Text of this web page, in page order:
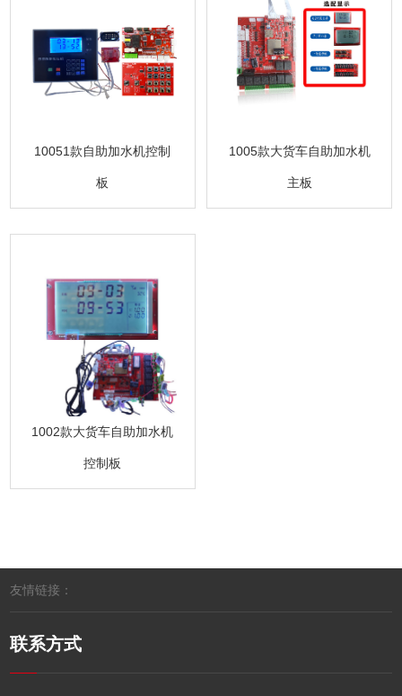
10051款自助加水机控制
板
1005款大货车自助加水机
主板
1002款大货车自助加水机
控制板
友情链接：
联系方式